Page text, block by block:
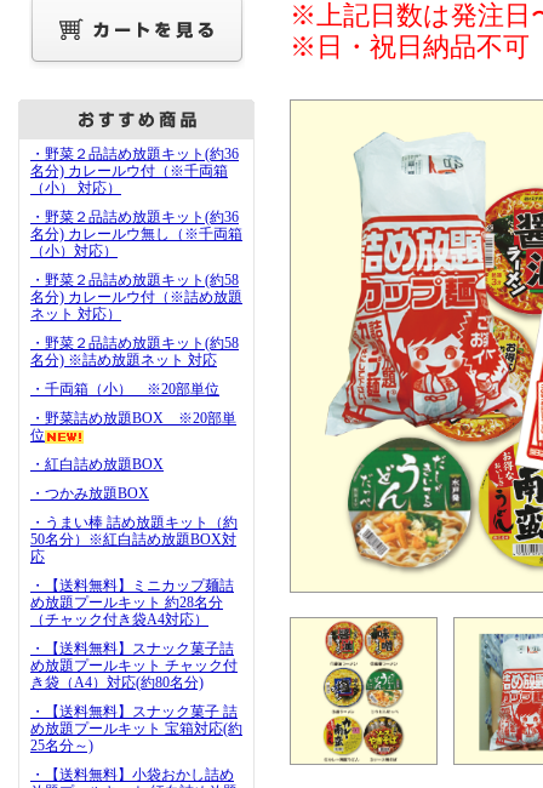
・野菜２品詰め放題キット(約36
名分) カレールウ付（※千両箱
（小） 対応）
・野菜２品詰め放題キット(約36
名分) カレールウ無し（※千両箱
（小）対応）
・野菜２品詰め放題キット(約58
名分) カレールウ付（※詰め放題
ネット 対応）
・野菜２品詰め放題キット(約58
名分) ※詰め放題ネット 対応
・千両箱（小） ※20部単位
・野菜詰め放題BOX ※20部単
位
・紅白詰め放題BOX
・つかみ放題BOX
・うまい棒 詰め放題キット（約
50名分）※紅白詰め放題BOX対
応
・【送料無料】ミニカップ麺詰
め放題プールキット 約28名分
（チャック付き袋A4対応）
・【送料無料】スナック菓子詰
め放題プールキット チャック付
き袋（A4）対応(約80名分)
・【送料無料】スナック菓子 詰
め放題プールキット 宝箱対応(約
25名分～)
・【送料無料】小袋おかし詰め
※上記日数は発注日
※日・祝日納品不可